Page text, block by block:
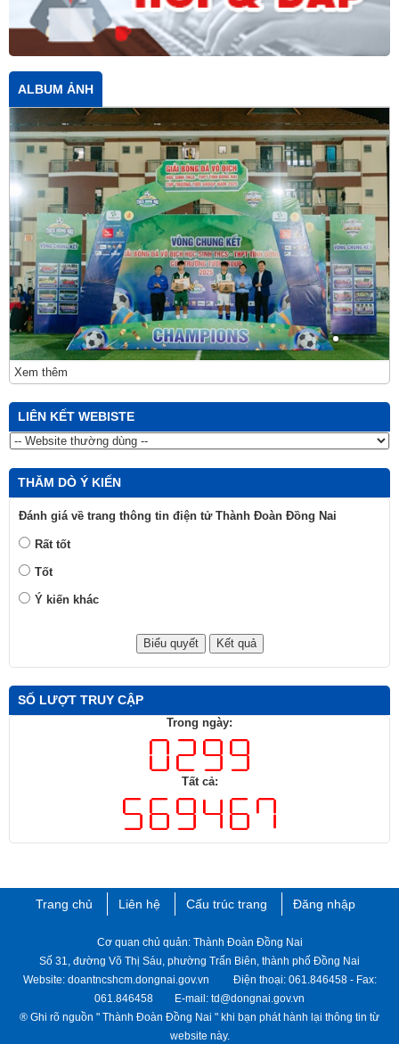
ALBUM ẢNH
Xem thêm
LIÊN KẾT WEBISTE
THĂM DÒ Ý KIẾN
Đánh giá về trang thông tin điện tử Thành Đoàn Đồng Nai
Rất tốt
Tốt
Ý kiến khác
SỐ LƯỢT TRUY CẬP
Trong ngày:
Tất cả:
Trang chủ Liên hệ Cấu trúc trang Đăng nhập
Cơ quan chủ quản: Thành Đoàn Đồng Nai
Số 31, đường Võ Thị Sáu, phường Trấn Biên, thành phố Đồng Nai
Website: doantncshcm.dongnai.gov.vn Điện thoại: 061.846458 - Fax:
061.846458 E-mail: td@dongnai.gov.vn
® Ghi rõ nguồn " Thành ​Đoàn Đồng Nai " khi bạn phát hành lại thông tin từ
website này.​